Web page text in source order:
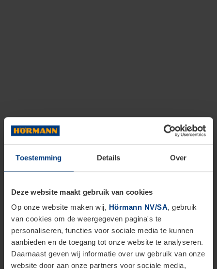
Toestemming Details Over
Deze website maakt gebruik van cookies
Op onze website maken wij, Hörmann NV/SA, gebruik
van cookies om de weergegeven pagina's te
personaliseren, functies voor sociale media te kunnen
aanbieden en de toegang tot onze website te analyseren.
Daarnaast geven wij informatie over uw gebruik van onze
website door aan onze partners voor sociale media,